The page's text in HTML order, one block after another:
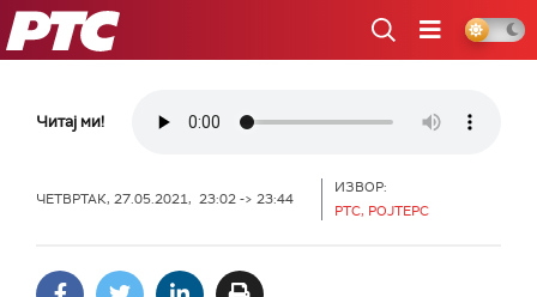
РТС
Читај ми!
ЧЕТВРТАК, 27.05.2021, 23:02 -> 23:44
ИЗВОР:
РТС, РОЈТЕРС